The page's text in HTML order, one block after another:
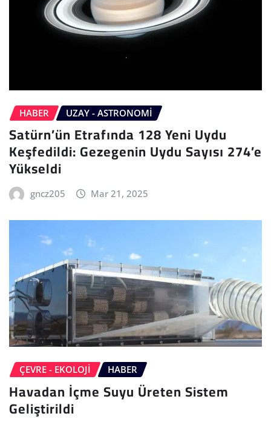
HABER UZAY - ASTRONOMI
Satürn’ün Etrafında 128 Yeni Uydu
Keşfedildi: Gezegenin Uydu Sayısı 274’e
Yükseldi
gncz205 Mar 21, 2025
ÇEVRE - EKOLOJI HABER
Havadan İçme Suyu Üreten Sistem
Geliştirildi